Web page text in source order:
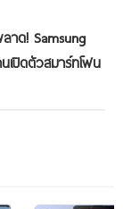
าด! Samsung
เปิดตัวสมาร์ทโฟน